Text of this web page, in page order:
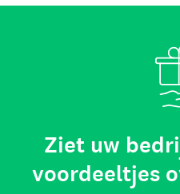
Ziet uw
voordeeltjes